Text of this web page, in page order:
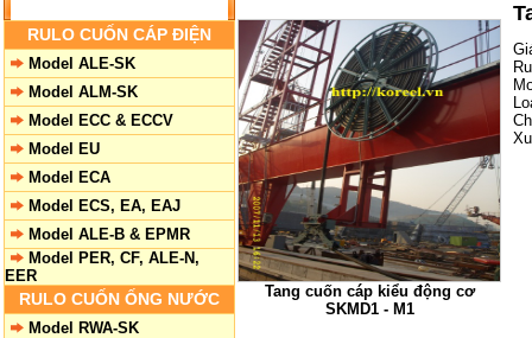
RULO CUỐN CÁP ĐIỆN
Model ALE-SK
Model ALM-SK
Model ECC & ECCV
Model EU
Model ECA
Model ECS, EA, EAJ
Model ALE-B & EPMR
Model PER, CF, ALE-N,
EER
RULO CUỐN ỐNG NƯỚC
Model RWA-SK
Tang cuốn cáp kiểu động cơ
SKMD1 - M1